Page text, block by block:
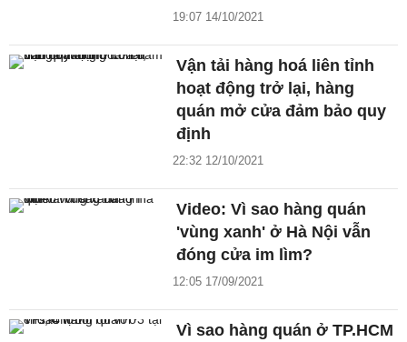
19:07 14/10/2021
Vận tải hàng hoá liên tỉnh
hoạt động trở lại, hàng
quán mở cửa đảm bảo quy
định
22:32 12/10/2021
Video: Vì sao hàng quán
'vùng xanh' ở Hà Nội vẫn
đóng cửa im lìm?
12:05 17/09/2021
Vì sao hàng quán ở TP.HCM